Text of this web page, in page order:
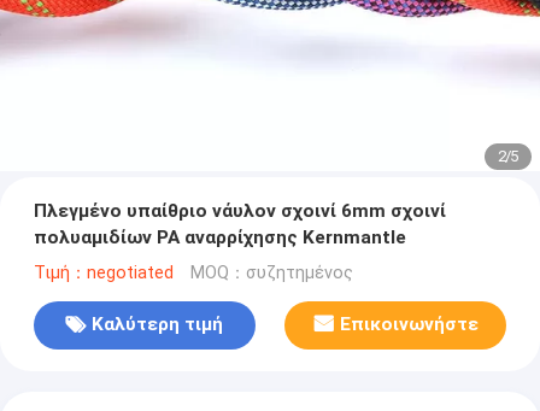
2/5
Πλεγμένο υπαίθριο νάυλον σχοινί 6mm σχοινί
πολυαμιδίων PA αναρρίχησης Kernmantle
Τιμή：negotiated MOQ：συζητημένος
Καλύτερη τιμή Επικοινωνήστε